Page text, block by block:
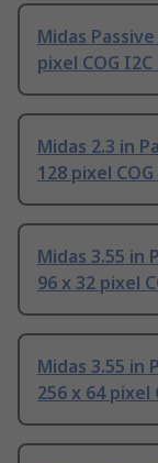
Midas
pixel COG I2C
Midas 2.3 in
128 pixel
Midas 3.55 in
96 x 32 pixel
Midas 3.55 in
256 x 64 pixel